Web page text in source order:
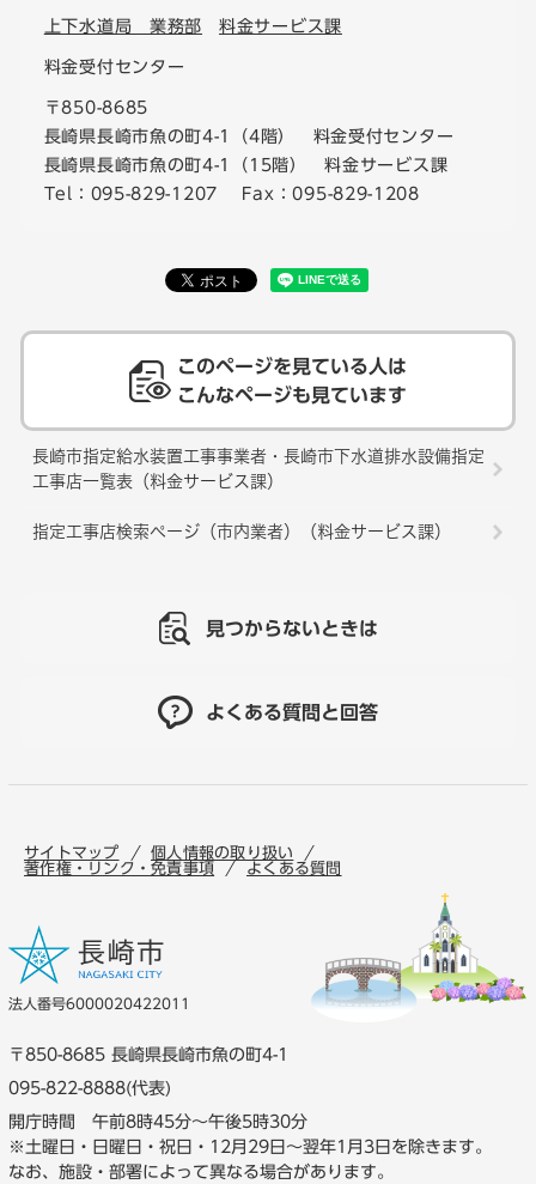
上下水道局 業務部 料金サービス課
料金受付センター
〒850-8685
長崎県長崎市魚の町4-1（4階） 料金受付センター
長崎県長崎市魚の町4-1（15階） 料金サービス課
Tel：095-829-1207
Fax：095-829-1208
このページを見ている人は
こんなページも見ています
長崎市指定給水装置工事事業者・長崎市下水道排水設備指定
工事店一覧表（料金サービス課）
指定工事店検索ページ（市内業者）（料金サービス課）
見つからないときは
よくある質問と回答
サイトマップ
個人情報の取り扱い
著作権・リンク・免責事項
よくある質問
法人番号6000020422011
〒850-8685 長崎県長崎市魚の町4-1
095-822-8888(代表)
開庁時間 午前8時45分～午後5時30分
※土曜日・日曜日・祝日・12月29日～翌年1月3日を除きます。
なお、施設・部署によって異なる場合があります。